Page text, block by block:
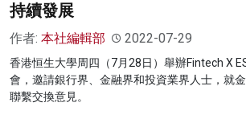
持續發展
作者: 本社編輯部 2022-07-29
香港恒生大學周四（7月28日）舉辦Fintech X
會，邀請銀行界、金融界和投資業界人士，就
聯繫交換意見。